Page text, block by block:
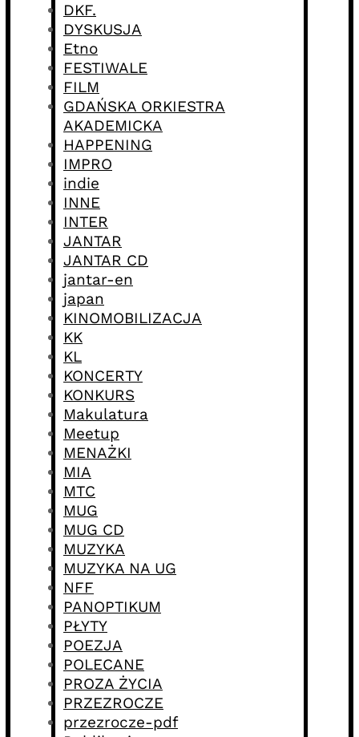
DKF.
DYSKUSJA
Etno
FESTIWALE
FILM
GDAŃSKA ORKIESTRA
AKADEMICKA
HAPPENING
IMPRO
indie
INNE
INTER
JANTAR
JANTAR CD
jantar-en
japan
KINOMOBILIZACJA
KK
KL
KONCERTY
KONKURS
Makulatura
Meetup
MENAŻKI
MIA
MTC
MUG
MUG CD
MUZYKA
MUZYKA NA UG
NFF
PANOPTIKUM
PŁYTY
POEZJA
POLECANE
PROZA ŻYCIA
PRZEZROCZE
przezrocze-pdf